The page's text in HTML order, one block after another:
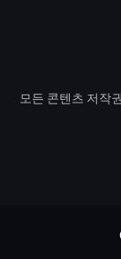
모든 콘텐츠 저작